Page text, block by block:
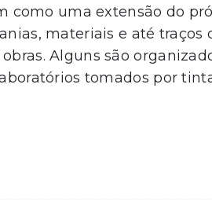
como uma extensão do
materiais e até traços
Alguns são
tomados por